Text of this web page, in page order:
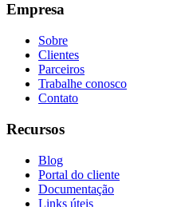
Empresa
Sobre
Clientes
Parceiros
Trabalhe conosco
Contato
Recursos
Blog
Portal do cliente
Documentação
Links úteis